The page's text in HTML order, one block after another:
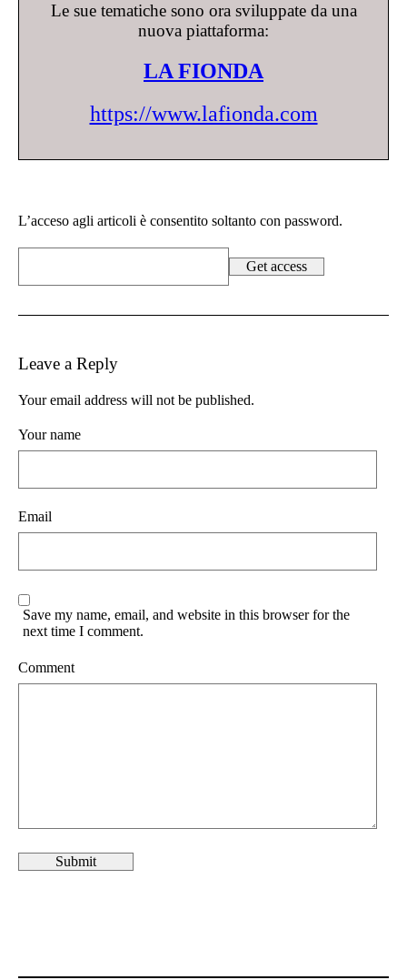
Le sue tematiche sono ora sviluppate da una
nuova piattaforma:
LA FIONDA
https://www.lafionda.com
L’acceso agli articoli è consentito soltanto con password.
Leave a Reply
Your email address will not be published.
Your name
Email
Save my name, email, and website in this browser for the
next time I comment.
Comment